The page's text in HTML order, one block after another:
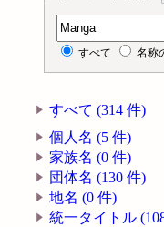
キーワード検索
すべて 名称
すべて (314 件)
個人名 (5 件)
家族名 (0 件)
団体名 (130 件)
地名 (0 件)
統一タイトル